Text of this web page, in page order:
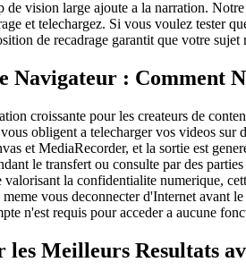
vision large ajoute a la narration.
et telechargez. Si vous voulez tester
de recadrage garantit que votre
Navigateur : Comment
croissante pour les createurs de
obligent a telecharger vos videos sur
et MediaRecorder, et la sortie est
le transfert ou consulte par des
la confidentialite numerique,
vous deconnecter d'Internet
n'est requis pour acceder a aucune
les Meilleurs Resultats